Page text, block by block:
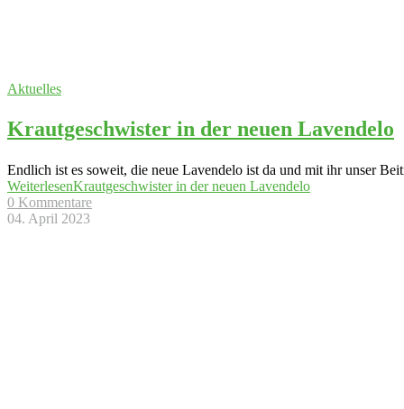
Aktuelles
Krautgeschwister in der neuen Lavendelo
Endlich ist es soweit, die neue Lavendelo ist da und mit ihr unser
WeiterlesenKrautgeschwister in der neuen Lavendelo
0 Kommentare
04. April 2023